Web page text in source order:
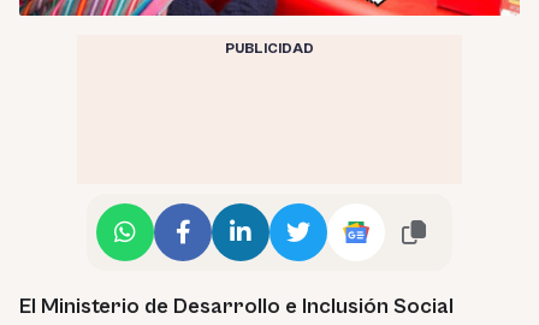
PUBLICIDAD
El Ministerio de Desarrollo e Inclusión Social